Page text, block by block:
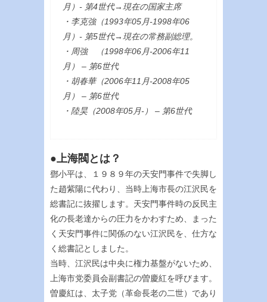
月）- 第4世代→現在の国家主席
・李克強（1993年05月-1998年06
月）- 第5世代→現在の常務副総理。
・周強 （1998年06月-2006年11
月） – 第6世代
・胡春華（2006年11月-2008年05
月） – 第6世代
・陸昊（2008年05月-） – 第6世代
●上海閥とは？
鄧小平は、１９８９年の天安門事件で失脚し
た趙紫陽に代わり、当時上海市長の江沢民を
総書記に抜擢します。天安門事件時の反民主
化の長老達からの圧力をかわすため、まった
く天安門事件に関係のない江沢民を、仕方な
く総書記としました。
当時、江沢民は中央に権力基盤がないため、
上海市党委員会副書記の曽慶紅を呼びます。
曽慶紅は、太子党（革命長老の二世）であり